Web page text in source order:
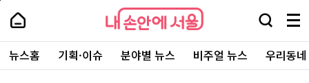
본
로
가
내
손
안
에
서
울
내
손
에
울
검
창
열
기
메
뉴
전
체
보
주
요
서
뉴스홈 기획·이슈 분야별 뉴스 비주얼 뉴스 우리동
페
상
단
로